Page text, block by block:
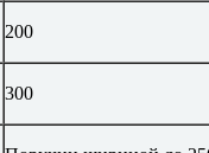
200
300